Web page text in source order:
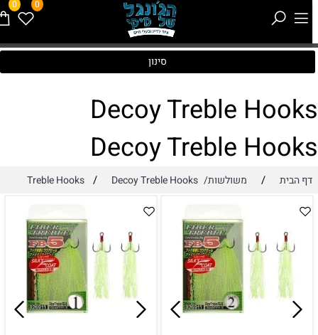
0 0
סינון
Decoy Treble
Decoy Treble
דף הבית / משולשות/Treble Hooks / Decoy Treble Hooks